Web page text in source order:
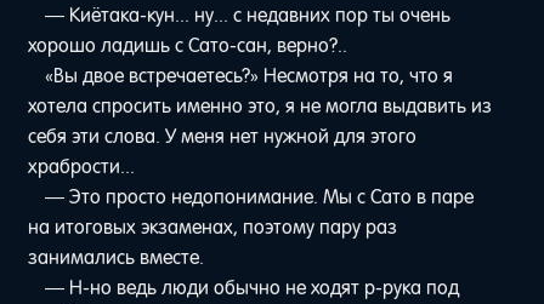
— Киётака-кун... ну... с недавних пор ты очень
хорошо ладишь с Сато-сан, верно?..
«Вы двое встречаетесь?» Несмотря на то, что я
хотела спросить именно это, я не могла выдавить из
себя эти слова. У меня нет нужной для этого
храбрости...
— Это просто недопонимание. Мы с Сато в паре
на итоговых экзаменах, поэтому пару раз
занимались вместе.
— Н-но ведь люди обычно не ходят р-рука под